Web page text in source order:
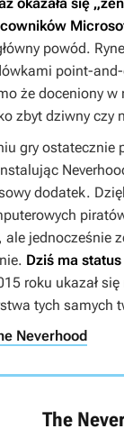
powód.
point-
że doceniony w
zbyt dziwny czy
gry ostatecznie
dodatek.
jednocześnie
Dziś ma
roku ukazał
tych samych
Neverhood
The